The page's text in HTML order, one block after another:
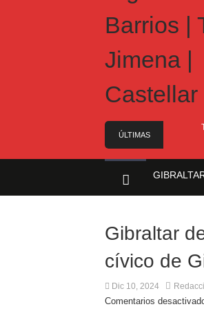
ÚLTIMAS
NOTICIAS
Gibraltar
cívico de
Dic 10, 2024
Comentarios